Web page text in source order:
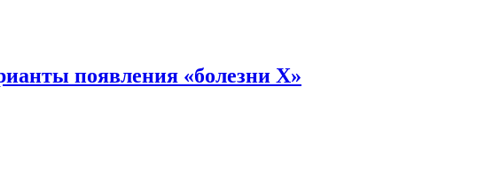
появления «болезни Х»